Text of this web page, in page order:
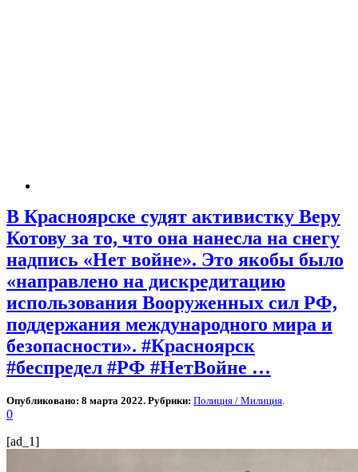
В Красноярске судят активистку Веру
Котову за то, что она нанесла на снегу
надпись «Нет войне». Это якобы было
«направлено на дискредитацию
использования Вооруженных сил РФ,
поддержания международного мира и
безопасности». #Красноярск
#беспредел #РФ #НетВойне …
Опубликовано: 8 марта 2022. Рубрики: Полиция / Милиция
0
[ad_1]